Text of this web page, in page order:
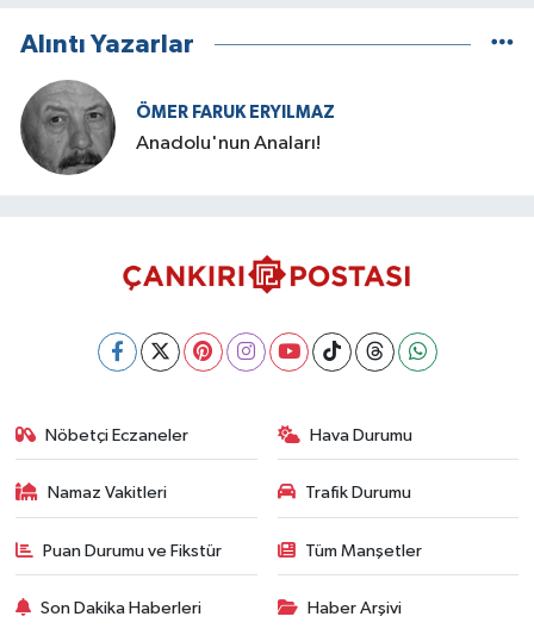
Alıntı Yazarlar
ÖMER FARUK ERYILMAZ
Anadolu'nun Anaları!
Nöbetçi Eczaneler Hava Durumu
Namaz Vakitleri Trafik Durumu
Puan Durumu ve Fikstür Tüm Manşetler
Son Dakika Haberleri Haber Arşivi